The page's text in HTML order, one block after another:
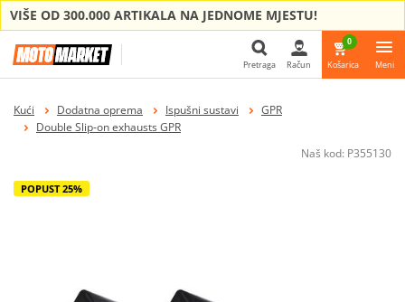
VIŠE OD 300.000 ARTIKALA NA JEDNOME MJESTU!
Pretraga Račun
0
Košarica Meni
Kući Dodatna oprema Ispušni sustavi
GPR
Double Slip-on exhausts GPR
Naš kod: P355130
POPUST 25%